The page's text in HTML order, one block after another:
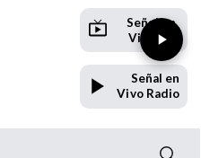
Señal en
Vivo TV
Señal en
Vivo Radio